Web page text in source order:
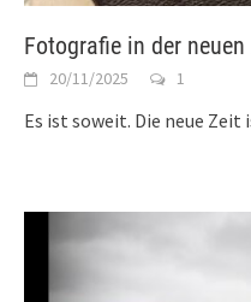
Fotografie in der
20/11/2025 1
Es ist soweit. Die neue Zeit